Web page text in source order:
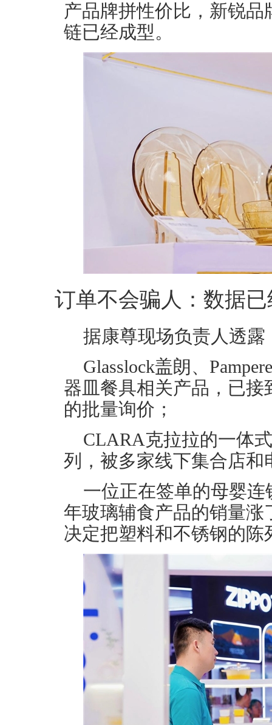
产品牌拼性价比，新锐
链已经成型。
订单不会骗人：数据
据康尊现场负责人透露
Glasslock盖朗、
器皿餐具相关产品，已
的批量询价；
CLARA克拉拉的一体
列，被多家线下集合店
一位正在签单的母婴
年玻璃辅食产品的销量涨
决定把塑料和不锈钢的